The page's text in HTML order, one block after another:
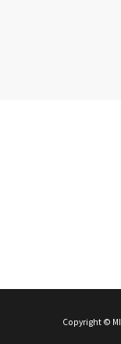
Copyright ©